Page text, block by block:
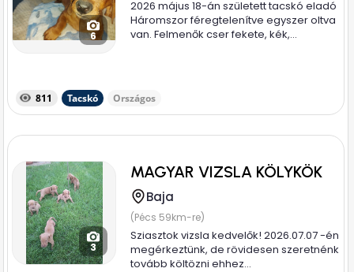
6
2026 május 18-án született tacskó eladó
Háromszor féregtelenítve egyszer oltva
van. Felmenők cser fekete, kék,...
811 Tacskó Országos
3
MAGYAR VIZSLA KÖLYKÖK
Baja
(Pécs 59km-re)
Sziasztok vizsla kedvelők! 2026.07.07 -én
megérkeztünk, de rövidesen szeretnénk
tovább költözni ehhez...